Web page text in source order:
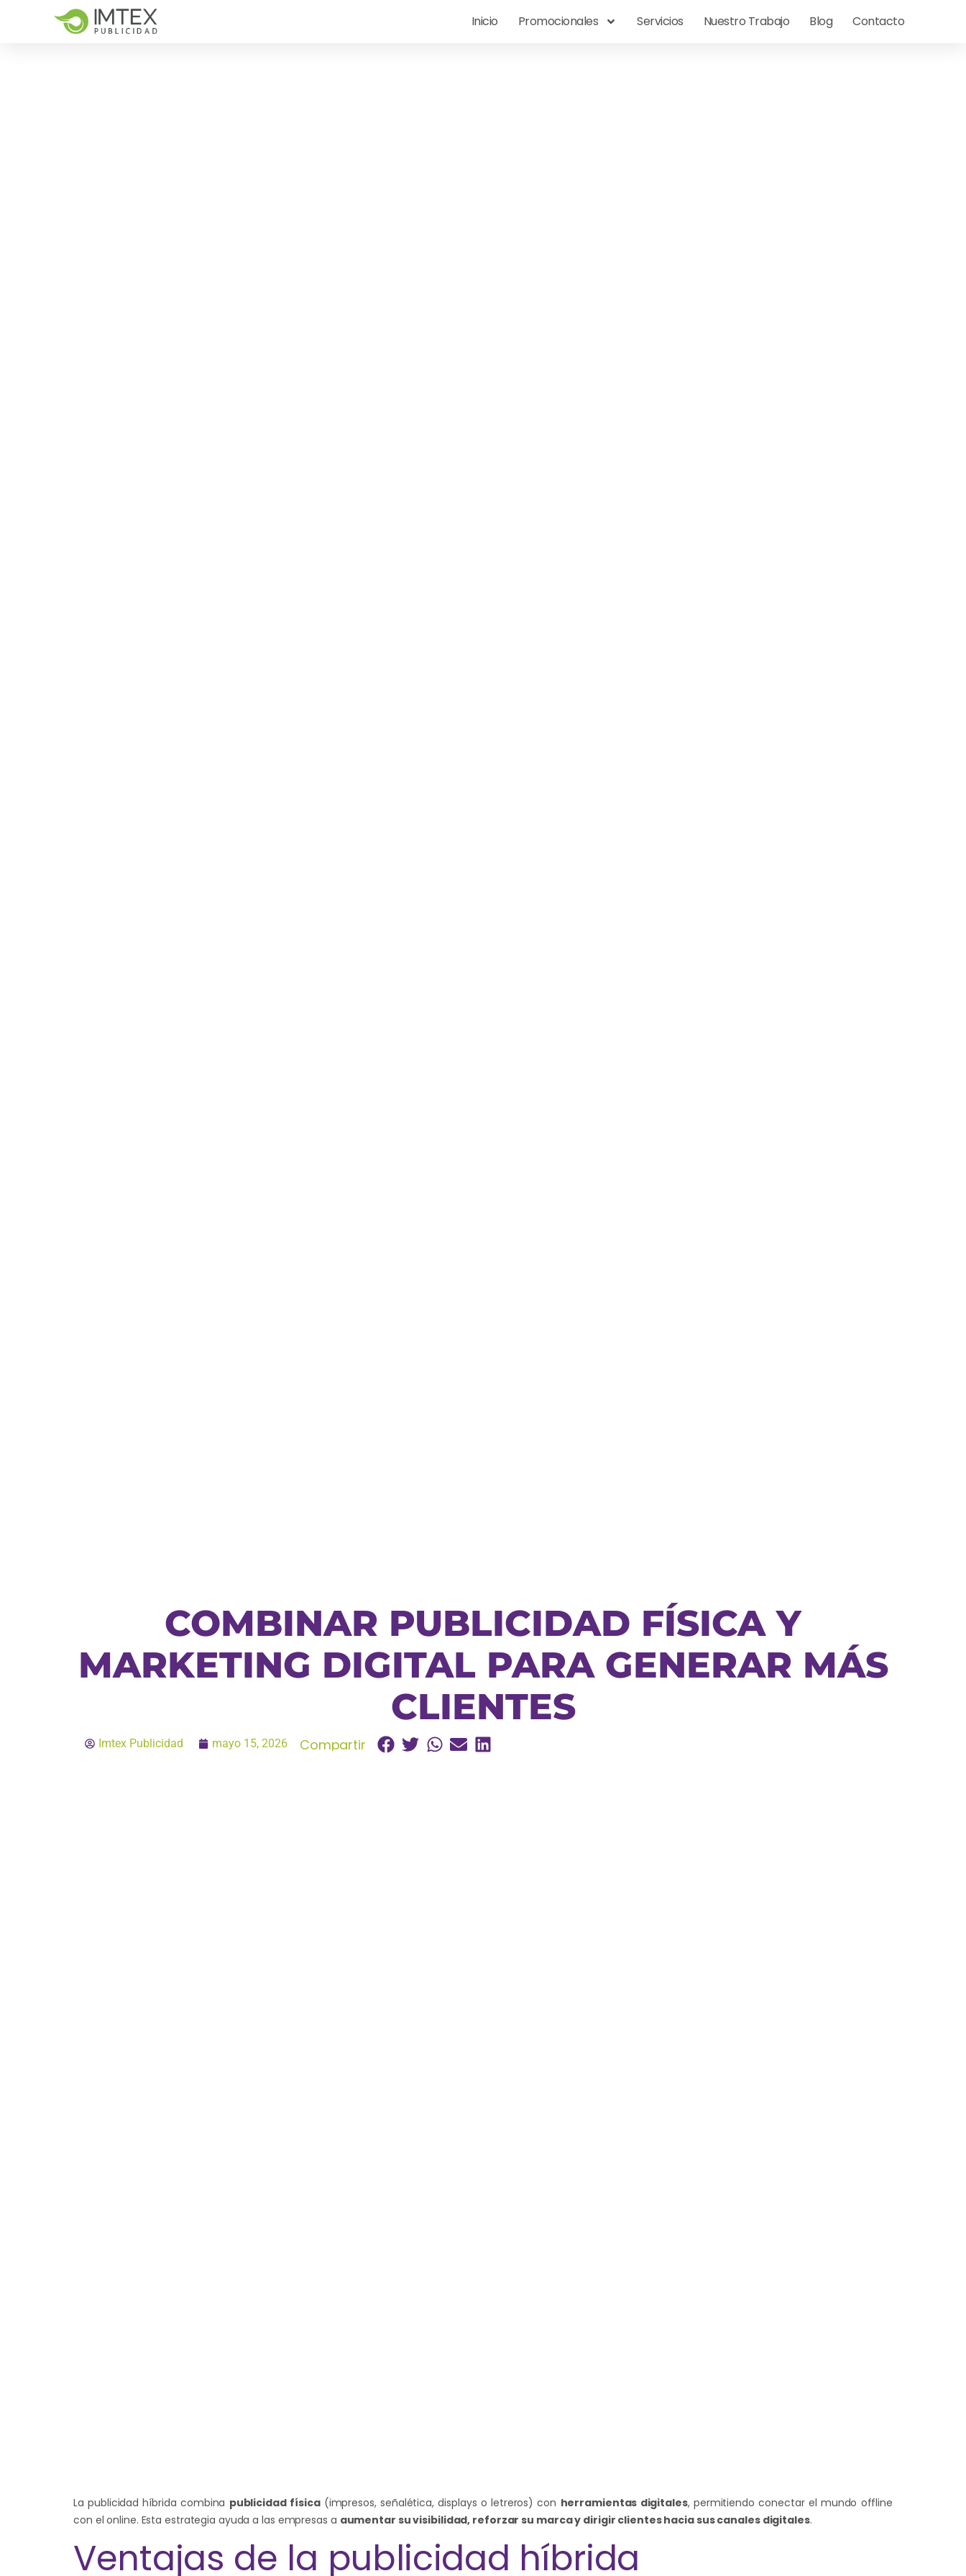
Inicio Promocionales Servicios Nuestro Trabajo Blog Contacto
COMBINAR PUBLICIDAD FÍSICA Y
MARKETING DIGITAL PARA GENERAR MÁS
CLIENTES
Imtex Publicidad mayo 15, 2026 Compartir
La publicidad híbrida combina publicidad física(impresos, señalética, displays o letreros) con herramientas digitales, permitiendo conectar el mundo offline
con el online. Esta estrategia ayuda a las empresas a aumentar su visibilidad, reforzar su marca y dirigir clientes hacia sus canales digitales.
Ventajas de la publicidad híbrida